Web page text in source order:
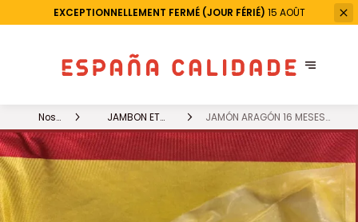
EXCEPTIONNELLEMENT FERMÉ (JOUR FÉRIÉ) 15 AOÛT
Nos
produits
JAMBON ET
CHARCUTERIE
JAMÓN ARAGÓN 16 MESES
RESERVA